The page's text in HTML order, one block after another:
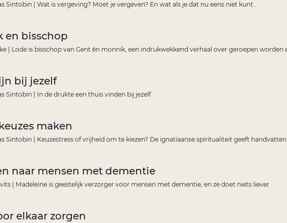
Sintobin | Wat is vergeving? Moet je vergeven? En wat als je dat nu eens niet kunt...
en bisschop
| Lode is bisschop van Gent én monnik, een indrukwekkend verhaal over geroepen
bij jezelf
Sintobin | In de drukte een thuis vinden bij jezelf
maken
Sintobin | Keuzestress of vrijheid om te kiezen? De ignatiaanse spiritualiteit geeft
naar mensen met dementie
| Madeleine is geestelijk verzorger voor mensen met dementie, en ze doet niets liever
elkaar zorgen